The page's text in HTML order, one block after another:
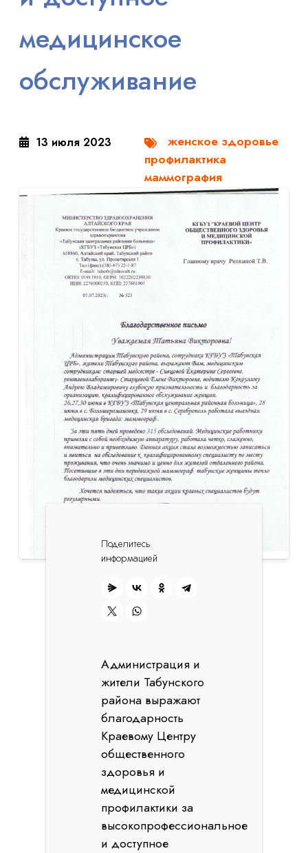
медицинское
обслуживание
13 июля 2023
женское здоровье
профилактика
маммография
Поделитесь
информацией
Администрация и
жители Табунского
района выражают
благодарность
Краевому Центру
общественного
здоровья и
медицинской
профилактики за
высокопрофессиональное
и доступное